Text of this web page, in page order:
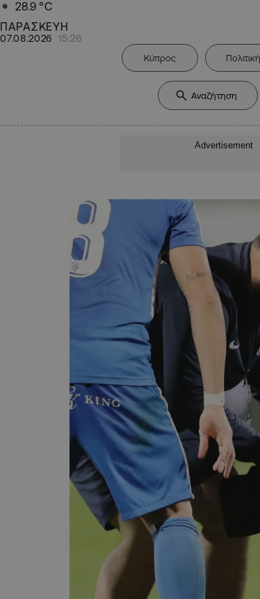
28.9 °C
ΠΑΡΑΣΚΕΥΗ
07.08.2026 15:26
Κύπρος Πολιτική
Advertisement